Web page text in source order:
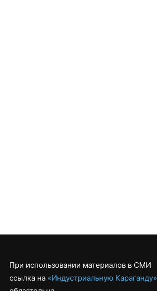
При использовании материалов в СМИ
ссылка на «Индустриальную Караганду»